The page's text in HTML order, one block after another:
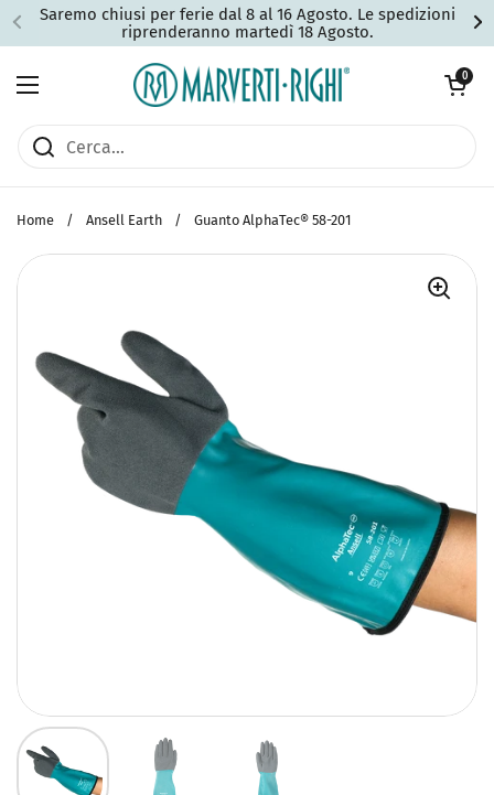
Passa ai contenuti
Saremo chiusi per ferie dal 8 al 16 Agosto. Le spedizioni
riprenderanno martedì 18 Agosto.
Apri menu
Apri carrello
0
Home / Ansell Earth / Guanto AlphaTec® 58-201